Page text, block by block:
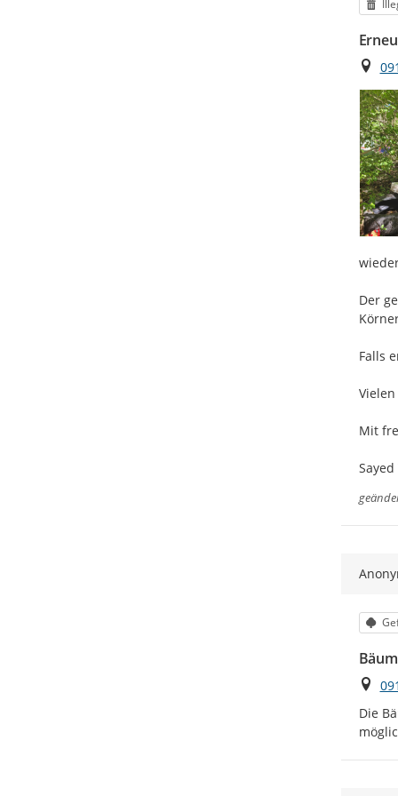
Ort
Der
Falls
Mit
Ort
Die